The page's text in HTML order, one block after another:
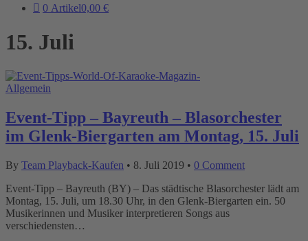
0 Artikel0,00 €
15. Juli
Allgemein
Event-Tipp – Bayreuth – Blasorchester
im Glenk-Biergarten am Montag, 15. Juli
By Team Playback-Kaufen • 8. Juli 2019 • 0 Comment
Event-Tipp – Bayreuth (BY) – Das städtische Blasorchester lädt am
Montag, 15. Juli, um 18.30 Uhr, in den Glenk-Biergarten ein. 50
Musikerinnen und Musiker interpretieren Songs aus
verschiedensten…